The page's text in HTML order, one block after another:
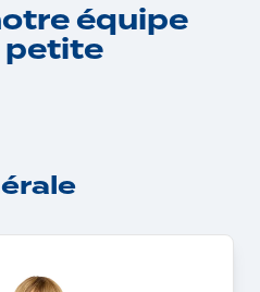
équipe
petite